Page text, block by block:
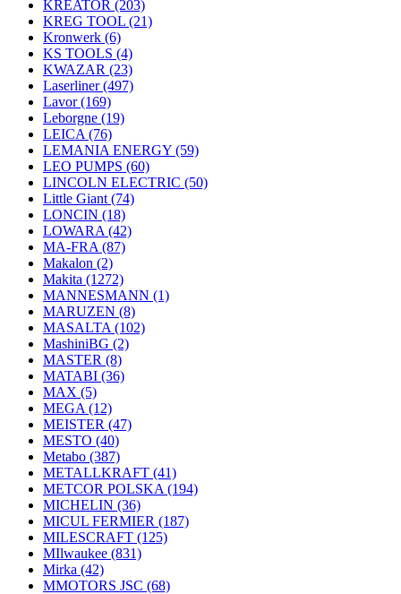
KREATOR (203)
KREG TOOL (21)
Kronwerk (6)
KS TOOLS (4)
KWAZAR (23)
Laserliner(497)
Lavor(169)
Leborgne (19)
LEICA (76)
LEMANIA ENERGY (59)
LEO PUMPS (60)
LINCOLN ELECTRIC (50)
Little Giant (74)
LONCIN (18)
LOWARA (42)
MA-FRA (87)
Makalon (2)
Makita (1272)
MANNESMANN (1)
MARUZEN (8)
MASALTA (102)
MashiniBG (2)
MASTER (8)
MATABI (36)
MAX (5)
MEGA (12)
MEISTER (47)
MESTO (40)
Metabo (387)
METALLKRAFT (41)
METCOR POLSKA (194)
MICHELIN (36)
MICUL FERMIER (187)
MILESCRAFT (125)
MIlwaukee (831)
Mirka (42)
MMOTORS JSC (68)